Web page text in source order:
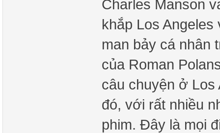
Charles Manson
khắp Los
man bảy cá nhân
của Roman
câu chuyện ở Los
đó, với rất nhiều
phim. Đây là mọi